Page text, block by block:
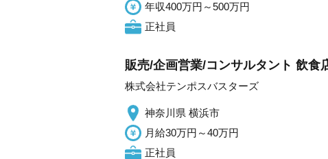
年収400万円～500万円
正社員
販売/企画営業/コンサルタント 飲食
株式会社テンポスバスターズ
神奈川県 横浜市
月給30万円～40万円
正社員